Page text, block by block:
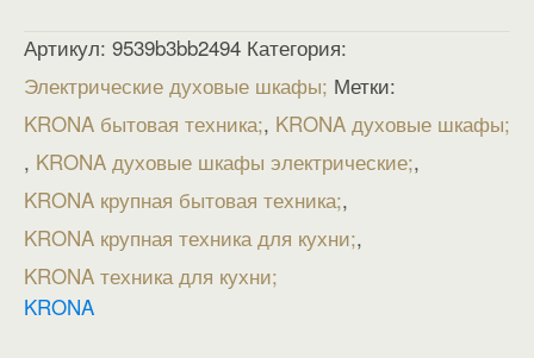
Артикул: 9539b3bb2494 Категория:
Электрические духовые шкафы Метки:
KRONA бытовая техника , KRONA духовые шкафы
, KRONA духовые шкафы электрические ,
KRONA крупная бытовая техника ,
KRONA крупная техника для кухни ,
KRONA техника для кухни
KRONA